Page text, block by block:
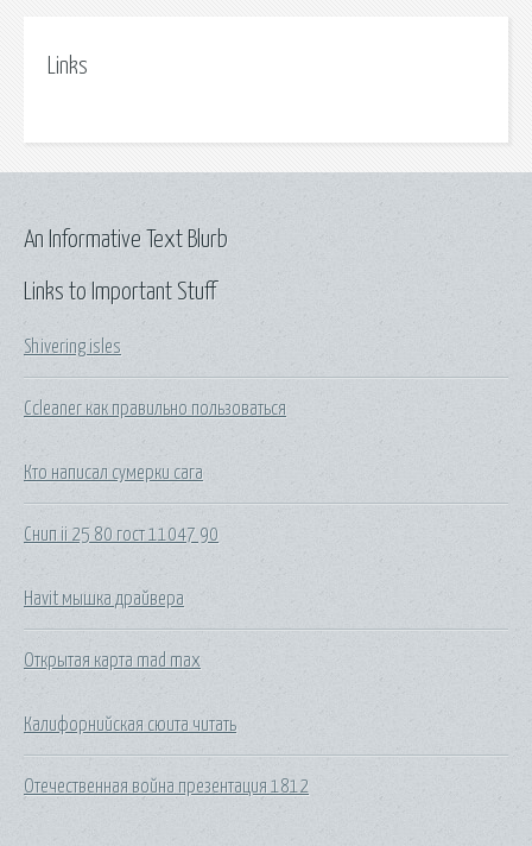
Links
Links to Important Stuff
Shivering isles
Ccleaner как правильно пользоваться
Кто написал сумерки сага
Снип ii 25 80 гост 11047 90
Havit мышка драйвера
Открытая карта mad max
Калифорнийская сюита читать
Отечественная война презентация 1812
An Informative Text Blurb